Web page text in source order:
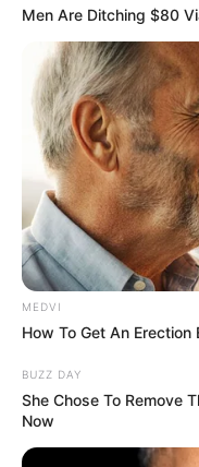
Men Are Ditching $80
MEDVI
How To Get An Erection
BUZZ DAY
She Chose To Remove
Now